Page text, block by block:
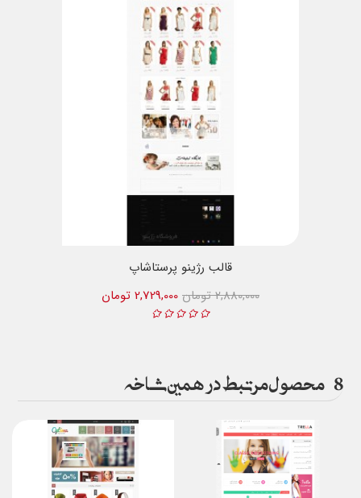
قالب رژینو پرستاشاپ
2,729,000 تومان
2,880,000 تومان
8 محصول مرتبط در همین شاخه